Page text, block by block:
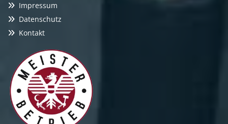
 Impressum
 Datenschutz
 Kontakt